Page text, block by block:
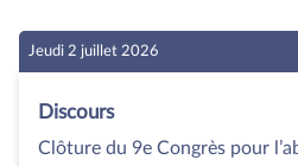
Jeudi 2 juillet 2026
Discours
Clôture du 9e Congrès pour